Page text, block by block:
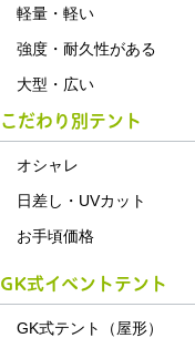
軽量・軽い
強度・耐久性がある
大型・広い
こだわり別テント
オシャレ
日差し・UVカット
お手頃価格
GK式イベントテント
GK式テント（屋形）